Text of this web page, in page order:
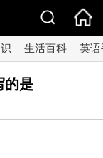
生活百科 英
的是